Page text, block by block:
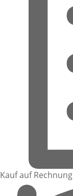
Kauf auf Rechnung